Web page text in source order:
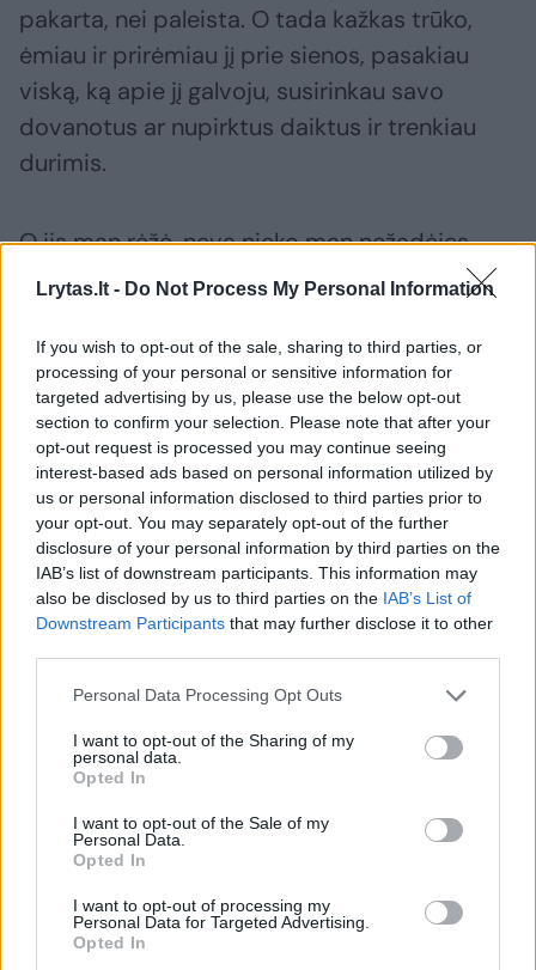
Lrytas.lt - Do Not Process My Personal Information
If you wish to opt-out of the sale, sharing to third parties, or
processing of your personal or sensitive information for
targeted advertising by us, please use the below opt-out
section to confirm your selection. Please note that after your
opt-out request is processed you may continue seeing
interest-based ads based on personal information utilized by
us or personal information disclosed to third parties prior to
your opt-out. You may separately opt-out of the further
disclosure of your personal information by third parties on the
IAB’s list of downstream participants. This information may
also be disclosed by us to third parties on the IAB’s List of
Downstream Participants that may further disclose it to other
Personal Data Processing Opt Outs
I want to opt-out of the Sharing of my
personal data.
Opted In
I want to opt-out of the Sale of my
Personal Data.
Opted In
I want to opt-out of processing my
Personal Data for Targeted Advertising.
Opted In
pakarta, nei paleista. O tada kažkas trūko,
ėmiau ir prirėmiau jį prie sienos, pasakiau
viską, ką apie jį galvoju, susirinkau savo
dovanotus ar nupirktus daiktus ir trenkiau
durimis.
O jis man rėžė, neva nieko man nežadėjęs –
aš pati su juo leidau laiką savo malonumui.
Niekšas, daugiau neturiu žodžių. Tai štai tokia
nemaloni mano istorija.
Susiję straipsniai
Pakvietė merginą į
pasimatymą ir pakraupo:
„Netikėjau, kad taip būna“